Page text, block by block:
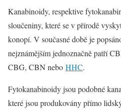
Kanabinoidy, respektive
sloučeniny, které se v přírodě
konopí. V současné době je
nejznámějším jednoznačně patří
CBG, CBN nebo HHC.
Fytokanabinoidy jsou podobné
které jsou produkovány přímo